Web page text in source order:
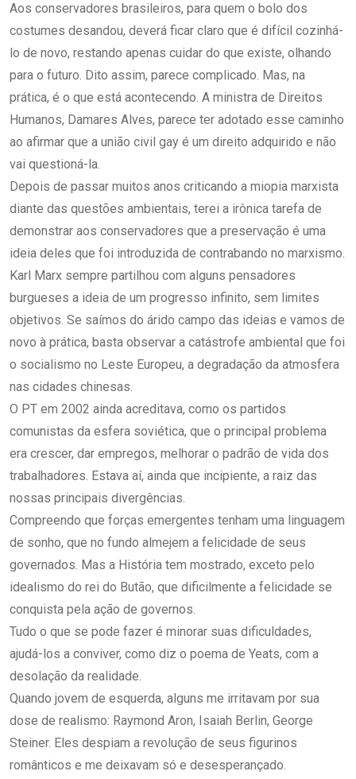
Aos conservadores brasileiros, para quem o bolo dos
costumes desandou, deverá ficar claro que é difícil cozinhá-
lo de novo, restando apenas cuidar do que existe, olhando
para o futuro. Dito assim, parece complicado. Mas, na
prática, é o que está acontecendo. A ministra de Direitos
Humanos, Damares Alves, parece ter adotado esse caminho
ao afirmar que a união civil gay é um direito adquirido e não
vai questioná-la.
Depois de passar muitos anos criticando a miopia marxista
diante das questões ambientais, terei a irônica tarefa de
demonstrar aos conservadores que a preservação é uma
ideia deles que foi introduzida de contrabando no marxismo.
Karl Marx sempre partilhou com alguns pensadores
burgueses a ideia de um progresso infinito, sem limites
objetivos. Se saímos do árido campo das ideias e vamos de
novo à prática, basta observar a catástrofe ambiental que foi
o socialismo no Leste Europeu, a degradação da atmosfera
nas cidades chinesas.
O PT em 2002 ainda acreditava, como os partidos
comunistas da esfera soviética, que o principal problema
era crescer, dar empregos, melhorar o padrão de vida dos
trabalhadores. Estava aí, ainda que incipiente, a raiz das
nossas principais divergências.
Compreendo que forças emergentes tenham uma linguagem
de sonho, que no fundo almejem a felicidade de seus
governados. Mas a História tem mostrado, exceto pelo
idealismo do rei do Butão, que dificilmente a felicidade se
conquista pela ação de governos.
Tudo o que se pode fazer é minorar suas dificuldades,
ajudá-los a conviver, como diz o poema de Yeats, com a
desolação da realidade.
Quando jovem de esquerda, alguns me irritavam por sua
dose de realismo: Raymond Aron, Isaiah Berlin, George
Steiner. Eles despiam a revolução de seus figurinos
românticos e me deixavam só e desesperançado.